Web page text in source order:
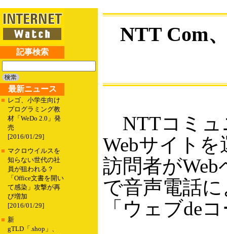
記事検索
最新ニュース
■ レゴ、小学生向け
プログラミング教
材「WeDo 2.0」発
売
[2016/01/29]
■ マクロウイルスを
知らない世代の社
員が狙われる？
「Office文書を開い
て感染」攻撃が再
び増加
[2016/01/29]
■ 新
gTLD「.shop」、
NTT Com
NTTコミュ
Webサイト
訪問者が
で音声電話
「ウェブde